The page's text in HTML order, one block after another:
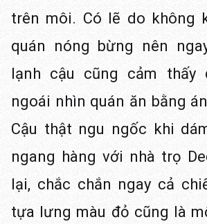
trên môi. Có lẽ do không
quán nóng bừng nên
lạnh cậu cũng cảm thấy
ngoái nhìn quán ăn bằng
Cậu thật ngu ngốc khi
ngang hàng với nhà trọ
lại, chắc chắn ngay cả
tựa lưng màu đỏ cũng là